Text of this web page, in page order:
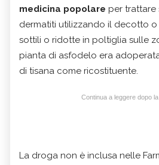
medicina popolare per trattare
dermatiti utilizzando il decotto
sottili o ridotte in poltiglia sulle
pianta di asfodelo era
di tisana come ricostituente.
Continua a leggere dopo
La droga non è inclusa nelle